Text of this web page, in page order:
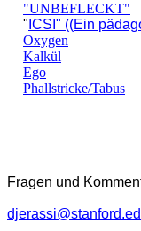
"UNBEFLECKT"
" ICSI" ((Ein
Oxygen
Kalkül
Ego
Phallstricke/Tabus
Fragen und